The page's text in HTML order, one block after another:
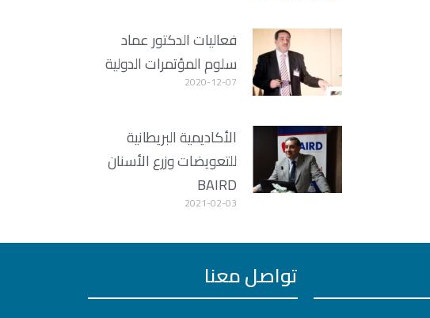
فعاليات الدكتور عماد
سلوم المؤتمرات الدولية
2020-12-07
الأكاديمية البريطانية
للتعويضات وزرع الأسنان
BAIRD
2021-02-03
تواصل معنا